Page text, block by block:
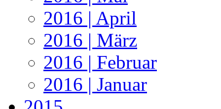
2016 | April
2016 | März
2016 | Februar
2016 | Januar